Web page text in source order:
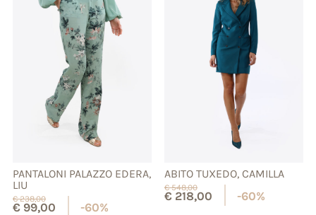
PANTALONI PALAZZO EDERA,
LIU
€238,00
€99,00 -60%
ABITO TUXEDO, CAMILLA
€548,00
€218,00 -60%